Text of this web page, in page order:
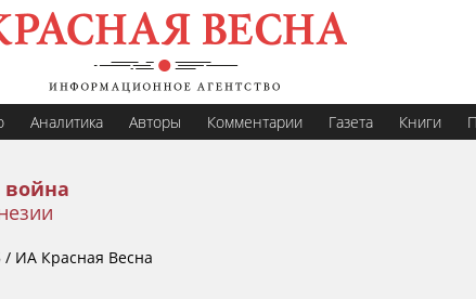
Аналитика Авторы Комментарии Газета Книги
война
/ ИА Красная Весна